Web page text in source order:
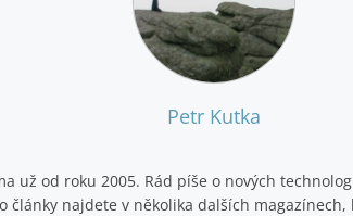
Petr Kutka
už od roku 2005. Rád píše o nových
články najdete v několika dalších magazínech,